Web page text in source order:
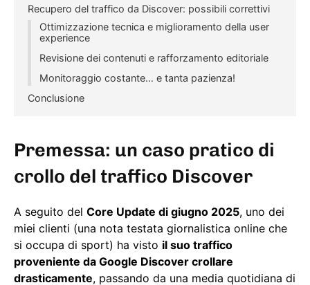
Recupero del traffico da Discover: possibili correttivi
Ottimizzazione tecnica e miglioramento della user
experience
Revisione dei contenuti e rafforzamento editoriale
Monitoraggio costante… e tanta pazienza!
Conclusione
Premessa: un caso pratico di
crollo del traffico Discover
A seguito del Core Update di giugno 2025, uno dei
miei clienti (una nota testata giornalistica online che
si occupa di sport) ha visto il suo traffico
proveniente da Google Discover crollare
drasticamente, passando da una media quotidiana di